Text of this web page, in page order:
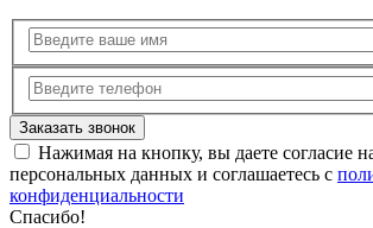
Нажимая на кнопку, вы даете согласие
персональных данных и соглашаетесь с
конфиденциальности
Спасибо!